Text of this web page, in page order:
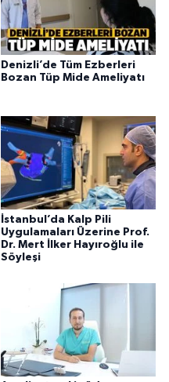
Denizli’de Tüm Ezberleri
Bozan Tüp Mide Ameliyatı
İstanbul’da Kalp Pili
Uygulamaları Üzerine Prof.
Dr. Mert İlker Hayıroğlu ile
Söyleşi